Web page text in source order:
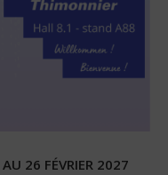
26 FÉVRIER 2027